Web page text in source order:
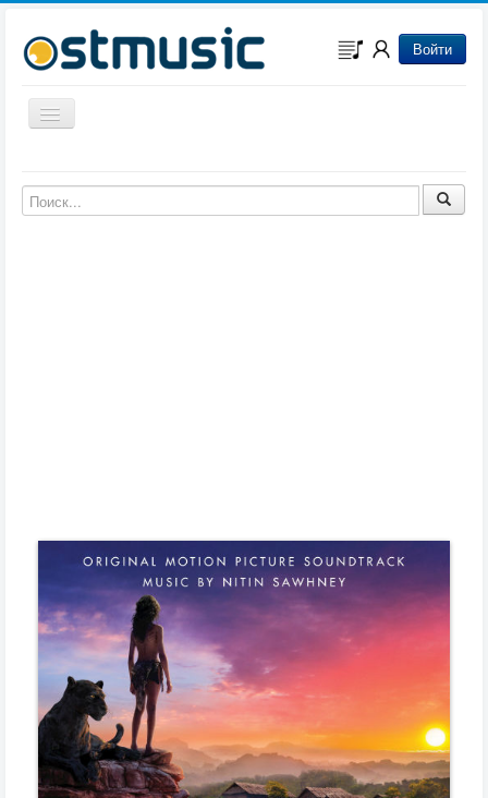
Войти
Включить/выключить навигацию
Музыка из мультфильмов
Музыка из сериалов